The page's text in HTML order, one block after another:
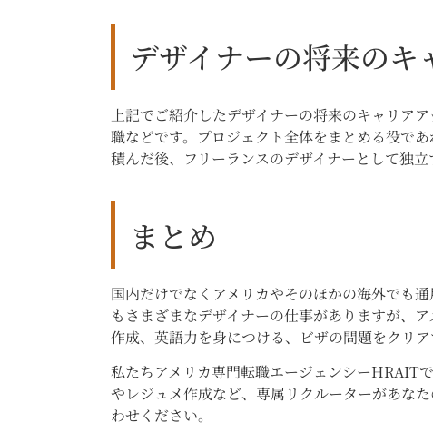
デザイナーの将来のキ
上記でご紹介したデザイナーの将来のキャリア
職などです。プロジェクト全体をまとめる役で
積んだ後、フリーランスのデザイナーとして独立
まとめ
国内だけでなくアメリカやそのほかの海外でも
もさまざまなデザイナーの仕事がありますが、
作成、英語力を身につける、ビザの問題をクリ
私たちアメリカ専門転職エージェンシーHRAIT
やレジュメ作成など、専属リクルーターがあな
わせください。